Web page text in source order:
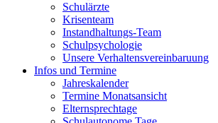
Schulärzte
Krisenteam
Instandhaltungs-Team
Schulpsychologie
Unsere Verhaltensvereinbaruung
Infos und Termine
Jahreskalender
Termine Monatsansicht
Elternsprechtage